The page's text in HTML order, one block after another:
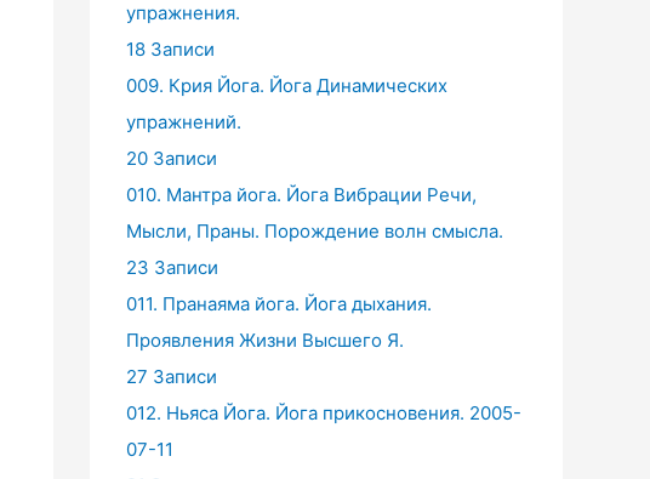
упражнения.
18 Записи
009. Крия Йога. Йога Динамических
упражнений.
20 Записи
010. Мантра йога. Йога Вибрации Речи,
Мысли, Праны. Порождение волн смысла.
23 Записи
011. Пранаяма йога. Йога дыхания.
Проявления Жизни Высшего Я.
27 Записи
012. Ньяса Йога. Йога прикосновения. 2005-
07-11